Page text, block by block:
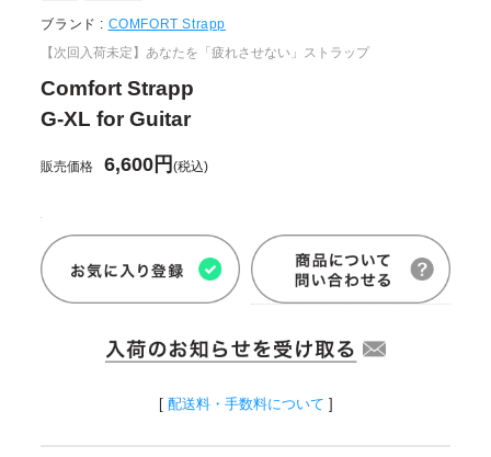
ブランド : COMFORT Strapp
【次回入荷未定】あなたを「疲れさせない」ストラップ
Comfort Strapp
G-XL for Guitar
販売価格 6,600円(税込)
[ 配送料・手数料について ]